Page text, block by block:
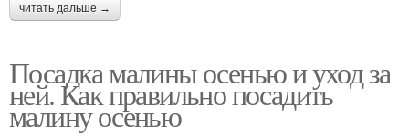
читать дальше →
Посадка малины осенью и уход за
ней. Как правильно посадить
малину осенью